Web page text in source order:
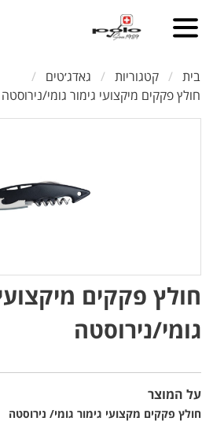
בית קטגוריות
גאדג׳טים
חולץ פקקים מיקצועי גימור גומי/נירוסטה
חולץ פקקים
גומי/נירוסטה
על המוצר
חולץ פקקים מקצועי גימור גומי/ נירוסטה